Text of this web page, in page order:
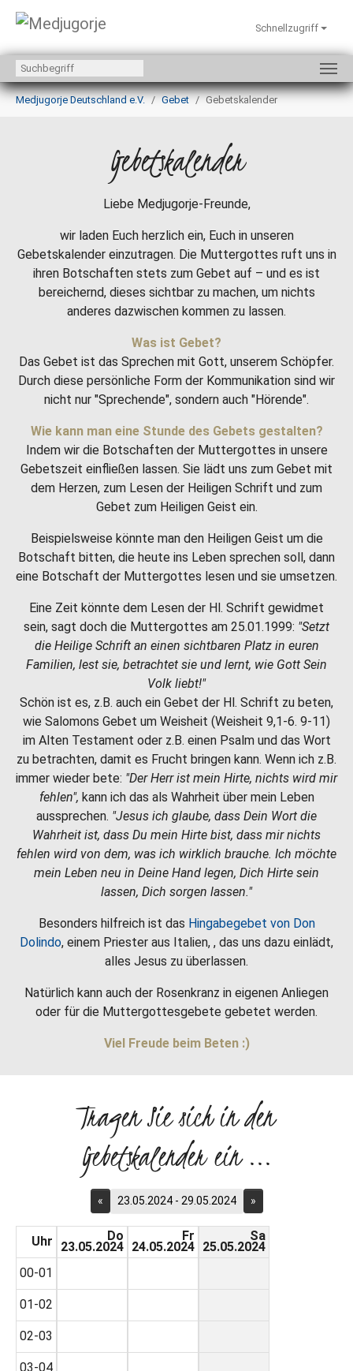
Zum Hauptinhalt springen
Schnellzugriff
Sie sind hier:
Medjugorje Deutschland e.V.
Gebet Gebetskalender
Gebetskalender
Liebe Medjugorje-Freunde,
wir laden Euch herzlich ein, Euch in unseren
Gebetskalender einzutragen. Die Muttergottes ruft uns in
ihren Botschaften stets zum Gebet auf – und es ist
bereichernd, dieses sichtbar zu machen, um nichts
anderes dazwischen kommen zu lassen.
Was ist Gebet?
Das Gebet ist das Sprechen mit Gott, unserem Schöpfer.
Durch diese persönliche Form der Kommunikation sind wir
nicht nur "Sprechende", sondern auch "Hörende".
Wie kann man eine Stunde des Gebets gestalten?
Indem wir die Botschaften der Muttergottes in unsere
Gebetszeit einfließen lassen. Sie lädt uns zum Gebet mit
dem Herzen, zum Lesen der Heiligen Schrift und zum
Gebet zum Heiligen Geist ein.
Beispielsweise könnte man den Heiligen Geist um die
Botschaft bitten, die heute ins Leben sprechen soll, dann
eine Botschaft der Muttergottes lesen und sie umsetzen.
Eine Zeit könnte dem Lesen der Hl. Schrift gewidmet
sein, sagt doch die Muttergottes am 25.01.1999: "Setzt
die Heilige Schrift an einen sichtbaren Platz in euren
Familien, lest sie, betrachtet sie und lernt, wie Gott Sein
Volk liebt!"
Schön ist es, z.B. auch ein Gebet der Hl. Schrift zu beten,
wie Salomons Gebet um Weisheit (Weisheit 9,1-6. 9-11)
im Alten Testament oder z.B. einen Psalm und das Wort
zu betrachten, damit es Frucht bringen kann. Wenn ich z.B.
immer wieder bete: "Der Herr ist mein Hirte, nichts wird mir
fehlen", kann ich das als Wahrheit über mein Leben
aussprechen. "Jesus ich glaube, dass Dein Wort die
Wahrheit ist, dass Du mein Hirte bist, dass mir nichts
fehlen wird von dem, was ich wirklich brauche. Ich möchte
mein Leben neu in Deine Hand legen, Dich Hirte sein
lassen, Dich sorgen lassen."
Besonders hilfreich ist das Hingabegebet von Don
Dolindo, einem Priester aus Italien, , das uns dazu einlädt,
alles Jesus zu überlassen.
Natürlich kann auch der Rosenkranz in eigenen Anliegen
oder für die Muttergottesgebete gebetet werden.
Viel Freude beim Beten :)
Tragen Sie sich in den
Gebetskalender ein ...
« 23.05.2024 - 29.05.2024 »
Uhr
00-01
01-02
02-03
03-04
Do
23.05.2024
Fr
24.05.2024
Sa
25.05.2024